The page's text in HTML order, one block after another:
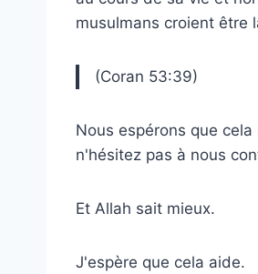
musulmans croient être
(Coran 53:39)
Nous espérons que
n'hésitez pas à nous
Et Allah sait mieux.
J'espère que cela aide.